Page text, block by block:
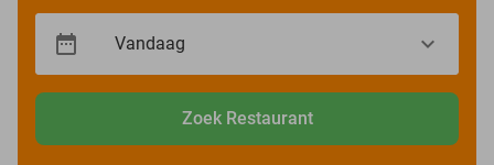
Zoek Restaurant